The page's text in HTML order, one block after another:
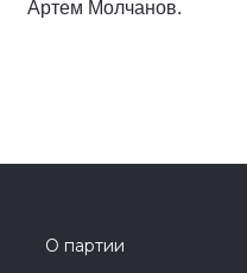
Артем Молчанов.
О партии